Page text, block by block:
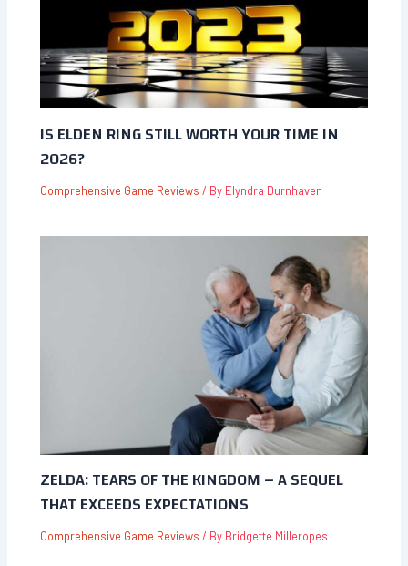
IS ELDEN RING STILL WORTH YOUR TIME IN
2026?
Comprehensive Game Reviews / By Elyndra Durnhaven
ZELDA: TEARS OF THE KINGDOM – A SEQUEL
THAT EXCEEDS EXPECTATIONS
Comprehensive Game Reviews / By Bridgette Milleropes